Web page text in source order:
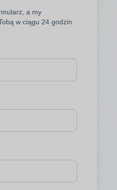
a my
w ciągu 24 godzin